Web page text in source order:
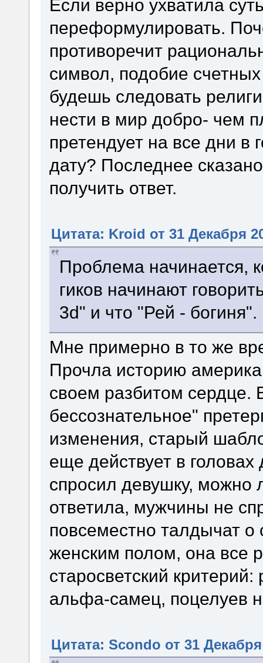
Если верно ухватила
переформулировать.
противоречит
символ, подобие
будешь следовать
нести в мир добро- чем
претендует на все дни в
дату? Последнее
получить ответ.
Цитата: Kroid от 31 Декабря
Проблема начинается,
гиков начинают
3d" и что "Рей - богиня".
Мне примерно в то же
Прочла историю
своем разбитом сердце.
бессознательное"
изменения, старый
еще действует в
спросил девушку, можно
ответила, мужчины не
повсеместно талдычат
женским полом, она все
старосветский
альфа-самец, поцелуев
Цитата: Scondo от 31